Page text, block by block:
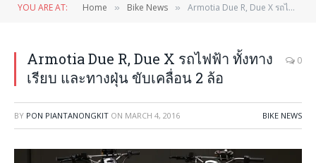
YOU ARE AT: Home » Bike News » Armotia Due R, Due X รถไฟฟ้า ทั้งทางเรียบ และทางฝุ่น ขับเคลื่อน 2 ล้อ
Armotia Due R, Due X รถไฟฟ้า ทั้งทาง
เรียบ และทางฝุ่น ขับเคลื่อน 2 ล้อ
0
BY PON PIANTANONGKIT ON MARCH 4, 2016 BIKE NEWS